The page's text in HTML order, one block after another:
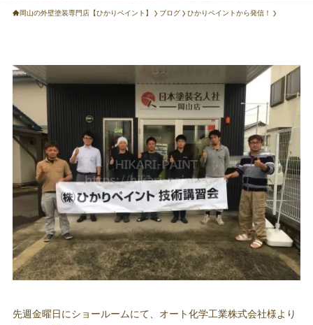
岡山の外壁塗装専門店【ひかりペイント】 ブログ ひかりペイントから発信！
先週金曜日にショールームにて、オート化学工業株式会社様より